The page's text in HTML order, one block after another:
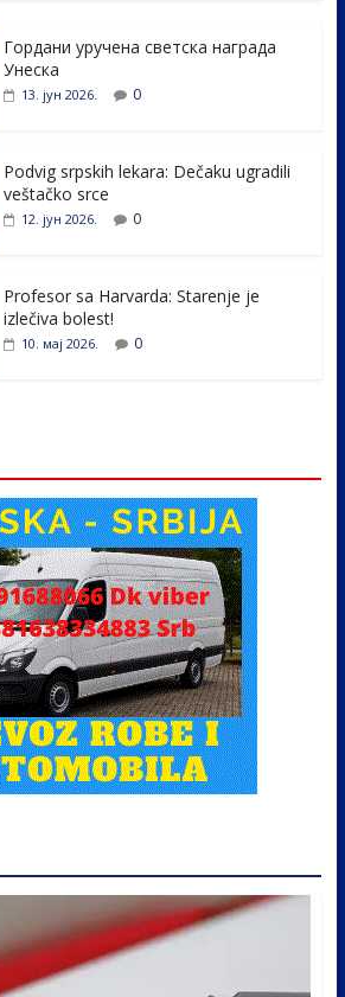
e
dI
e
Гордани уручена светска награда
Унеска
13. јун 2026. 0
Podvig srpskih lekara: Dečaku ugradili
veštačko srce
12. јун 2026. 0
Profesor sa Harvarda: Starenje je
izlečiva bolest!
10. мај 2026. 0